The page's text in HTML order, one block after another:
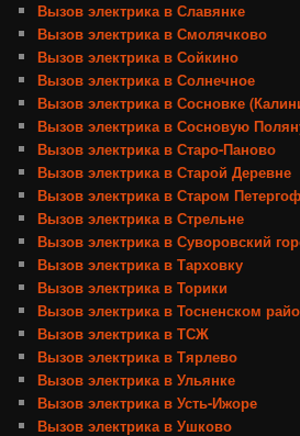
Вызов электрика в Славянке
Вызов электрика в Смолячково
Вызов электрика в Сойкино
Вызов электрика в Солнечное
Вызов электрика в Сосновке
Вызов электрика в Сосновую
Вызов электрика в Старо-Паново
Вызов электрика в Старой Деревне
Вызов электрика в Старом
Вызов электрика в Стрельне
Вызов электрика в Суворовский
Вызов электрика в Тарховку
Вызов электрика в Торики
Вызов электрика в Тосненском
Вызов электрика в ТСЖ
Вызов электрика в Тярлево
Вызов электрика в Ульянке
Вызов электрика в Усть-Ижоре
Вызов электрика в Ушково